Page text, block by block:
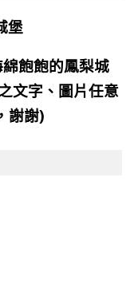
堡
飽飽的鳳梨城
文字、圖片任意
謝謝)